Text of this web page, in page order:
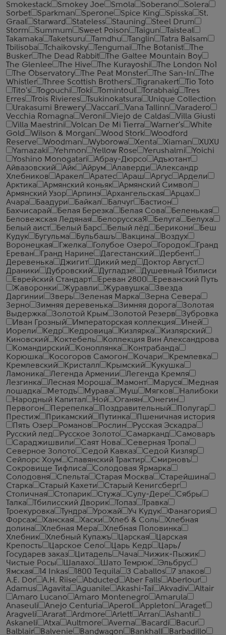
Smokestack
Smokey Joe Smola Soberano
Solera
Sorbet
Sparkman Sperone Spice King Spisska
St.
Graal
Starward Stateless Stauning
Steel Drum
Storm
Summum Sweet Poison Taigun
Taisteal
Takamaka
Taketsuru Tamdhu Tanglin
Tatra Balsam
Tbilisoba
Tchaikovsky Tengumai The Botanist
The
Busker
The Dead Rabbit
The Galtee Mountain Boy
The Glenlee
The Hive The Kurayoshi
The London №1
The Observatory
The Peat Monster The San-In
The
Whistler
Three Scottish Brothers Tigranakert
Tio Toto
Tito's
Togouchi Toki Tomintoul Torabhaig
Tres
Erres
Trois Rivieres Tsukinokatsura
Unique Collection
Urakasumi Brewery
Vaccari Vana Tallinn
Varadero
Vecchia Romagna
Veroni Viejo de Caldas
Villa Giusti
Villa Maestrini
Volcan De Mi Tierra Warner's
White
Gold
Wilson & Morgan Wood Stork
Woodford
Reserve
Woodman Wyborowa Xenta Xiaman
XUXU
Yamazaki
Yehmon Yellow Rose Yerushalmi
Yoichi
Yoshino Monogatari
Абрау-Дюрсо
Адъютант
Айвазовский
Айк Айрум Алаверди
Александр
Хлебников
Аракел Аратес Араш Аргус
Ардели
Арктика
Армянский коньяк
Армянский Символ
Армянский Узор
Арпинэ Архангельская
Арцах
Ачара
Баадури Байкал Балчуг
Бастион
Бахчисарай
Белая Березка Белая Сова
Беленькая
Беловежская Ледяная
БелорусскаЯ Белуга
Белуха
Белый аист
Белый Барс Белый лёд Берикони
Беш
Кудук
Бугульма Бульбашъ Вакцина
Воздух
Воронецкая
Гжелка Голубое Озеро Городок
Гранд
Ереван
Гранд Нарине Дагестанский
Дербент
Деревенька
Джигит Дикий мед
Доктор Август
Драники
Дубровский Дугладзе
Душевный Тбилиси
Еврейский Стандарт
Ереван 2800
Ереванский Путь
Жаворонки
Журавли Журавушка
Звезда
Даргинии
Зверь Зеленая Марка
Зерна Севера
Зерно
Зимняя деревенька Зимняя дорога
Золотая
Выдержка
Золотой Крым Золотой Резерв
Зубровка
Иван Грозный
Императорская коллекция
Иней
Иорели
Кедр Кедровица Кизлярка
Кизлярский
Киновский
Коктебель
Коллекция Вин Александрова
Командирский
Коноплянка
Контрабанда
Корюшка
Косогоров Самогон Кочари
Кремлевка
Кремлевский
Кристалл Крымский
Кукушка
Ламоника
Легенда Армении
Легенда Кремля
Лезгинка
Лесная Мороша Мамонт Маруся
Медная
лошадка
Методъ Мурава Муш Мягков
Налибоки
Народный Капитал
Ной Оганян
Онегин
Первогон
Перепелка Поздравительный
Полугар
Престиж
Прикамский Путинка
Пшеничная история
Пять Озер
Романов Рослин
Русская Эскадра
Русский лед
Русское Золото Самарканд
Самоваръ
Сараджишвили
Саят Нова
Северная Тропа
Северное Золото
Седой Кавказ
Седой Кизляр
Сейлорс Хоум
Славянский Трактир
Смирновъ
Сокровище Тифлиса
Солодовая Ярмарка
Солодовня
Спельта Старая Москва
Старейшина
Старка
Старый Кахети
Старый Кенигсберг
Столичная
Стопарик Стужа Сулу-Дере
Сябры
Талка
Тбилисский Дворик Топаз
Травка
Троекуровка
Тундра Урожай Уч Кудук
Фанагория
Форсаж
Ханская Хаски Хлеб & Соль
Хлебная
долина
Хлебная Мера
Хлебная Половинка
Хлебник
Хлебный Купажъ Царская
Царская
Крепость
Царское Село Царь Кедр
Царь/
Государев заказ
Цитадель Чача
Чижик-Пыжик
Чистые Росы
Шалахо Шато Темрюк
Эльбрус
Ямская
14 Inkas 1800 Tequila 3 Caballos
7 злаков
A.E. Dor
A.H. Riise Abducted Aber Falls
Aberlour
Adamus
Agavita Aguanile Akashi-Tai Akvadiv
Altair
Amaro Lucano
Amaro Montenegro
Amarula
Anaseuli
Anejo Centuria Aperol Appleton
Araget
Aragveli
Ararat Ardmore Arlett Arran
Ashanti
Askaneli
Atxa Aultmore Averna Bacardi
Bacur
Balblair
Balvenie Bandwagon Bankhall Barbadillo